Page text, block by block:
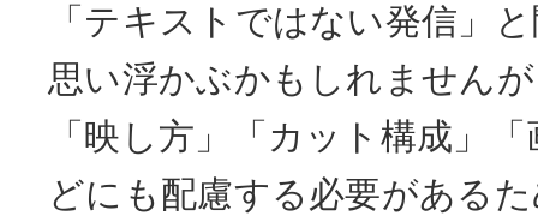
「テキストではない発信」
思い浮かぶかもしれません
「映し方」「カット構成」
どにも配慮する必要がある